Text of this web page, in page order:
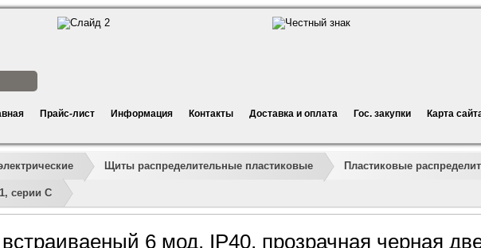
Прайс-лист Информация Контакты Доставка и оплата Гос. закупки Карта
Щиты распределительные пластиковые Пластиковые
серии С
6 мод. IP40, прозрачная черная